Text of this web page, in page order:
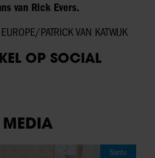
van Rick Evers.
PATRICK VAN KATWIJK
OP SOCIAL
MEDIA
Sante